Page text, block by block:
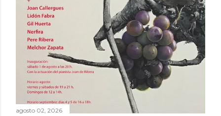
agosto 02, 2026